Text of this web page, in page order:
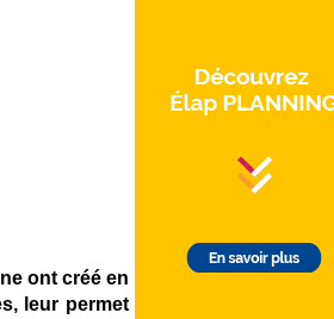
ont créé en
leur permet